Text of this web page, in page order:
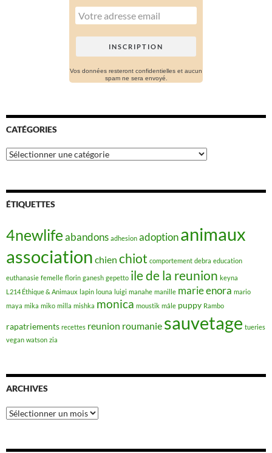
Vos données resteront confidentielles et aucun
spam ne sera envoyé.
CATÉGORIES
Catégories
ÉTIQUETTES
4newlifeabandons adhesion adoptionanimaux
association chien chiot comportement debra education
euthanasie femelle florin ganesh gepetto ile de la reunion keyna
L214 Éthique & Animaux lapin louna luigi manahe manille marie enora mario
maya mika miko milla mishka monica moustik mâle puppy Rambo
rapatriements recettes reunion roumanie sauvetage tueries
vegan watson zia
ARCHIVES
Archives